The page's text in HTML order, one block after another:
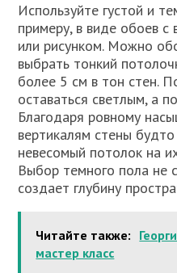
Используйте густой и
примеру, в виде обоев
или рисунком. Можно
выбрать тонкий
более 5 см в тон стен.
оставаться светлым, а
Благодаря ровному
вертикалям стены
невесомый потолок на
Выбор темного пола не
создает глубину
Читайте также:
мастер класс